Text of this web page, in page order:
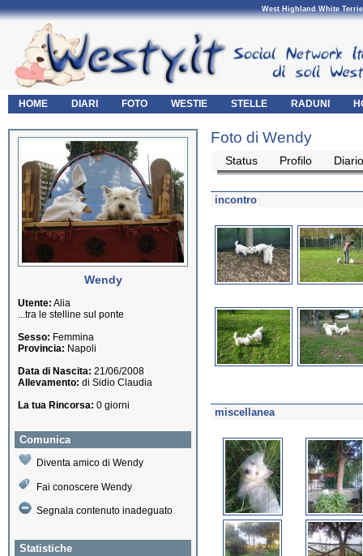
West Highland White
HOME DIARI FOTO WESTIE STELLE RADUNI
Wendy
Utente: Alia
...tra le stelline sul ponte
Sesso: Femmina
Provincia: Napoli
Data di Nascita: 21/06/2008
Allevamento: di Sidio Claudia
La tua Rincorsa: 0 giorni
Comunica
Diventa amico di Wendy
Fai conoscere Wendy
Segnala contenuto inadeguato
Statistiche
Foto di Wendy
Status Profilo Diario
incontro
miscellanea